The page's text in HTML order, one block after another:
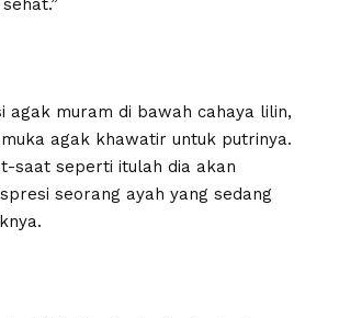
agak muram di bawah cahaya lilin,
agak khawatir untuk putrinya.
saat seperti itulah dia akan
seorang ayah yang sedang